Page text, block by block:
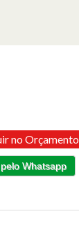
no Orçamento
Whatsapp